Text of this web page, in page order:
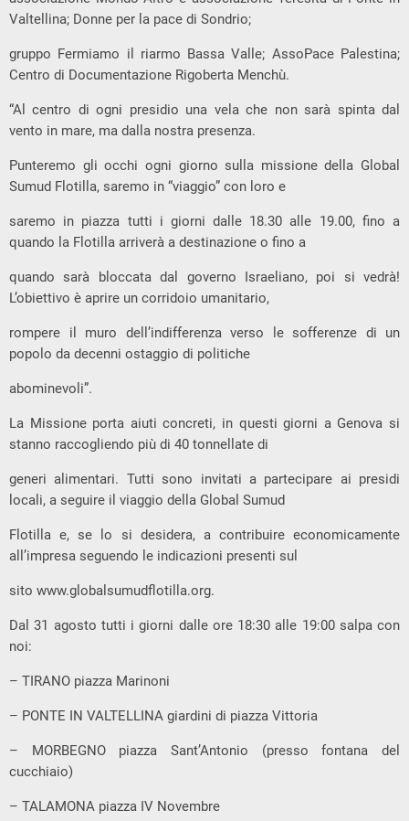
Valtellina; Donne per la pace di Sondrio;
gruppo Fermiamo il riarmo Bassa Valle; AssoPace Palestina;
Centro di Documentazione Rigoberta Menchù.
“Al centro di ogni presidio una vela che non sarà spinta dal
vento in mare, ma dalla nostra presenza.
Punteremo gli occhi ogni giorno sulla missione della Global
Sumud Flotilla, saremo in “viaggio” con loro e
saremo in piazza tutti i giorni dalle 18.30 alle 19.00, fino a
quando la Flotilla arriverà a destinazione o fino a
quando sarà bloccata dal governo Israeliano, poi si vedrà!
L’obiettivo è aprire un corridoio umanitario,
rompere il muro dell’indifferenza verso le sofferenze di un
popolo da decenni ostaggio di politiche
abominevoli”.
La Missione porta aiuti concreti, in questi giorni a Genova si
stanno raccogliendo più di 40 tonnellate di
generi alimentari. Tutti sono invitati a partecipare ai presidi
locali, a seguire il viaggio della Global Sumud
Flotilla e, se lo si desidera, a contribuire economicamente
all’impresa seguendo le indicazioni presenti sul
sito www.globalsumudflotilla.org.
Dal 31 agosto tutti i giorni dalle ore 18:30 alle 19:00 salpa con
noi:
– TIRANO piazza Marinoni
– PONTE IN VALTELLINA giardini di piazza Vittoria
– MORBEGNO piazza Sant’Antonio (presso fontana del
cucchiaio)
– TALAMONA piazza IV Novembre